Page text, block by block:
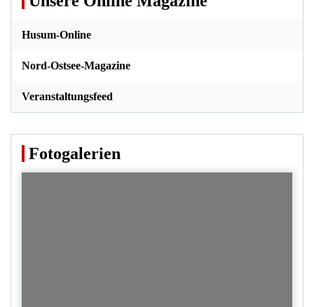
Husum-Online
Nord-Ostsee-Magazine
Veranstaltungsfeed
Fotogalerien